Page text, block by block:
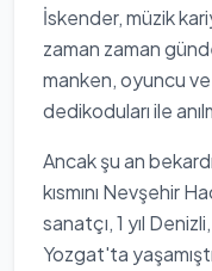
İskender, müzik
zaman zaman
manken, oyuncu
dedikoduları ile
Ancak şu an
kısmını Nevşehir
sanatçı, 1 yıl
Yozgat'ta